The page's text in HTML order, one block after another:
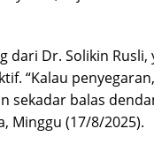
dari Dr. Solikin
“Kalau
sekadar balas
Minggu (17/8/2025).